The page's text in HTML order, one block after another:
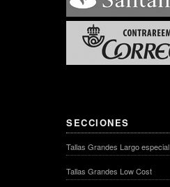
SECCIONES
Tallas Grandes Largo especial
Tallas Grandes Low Cost